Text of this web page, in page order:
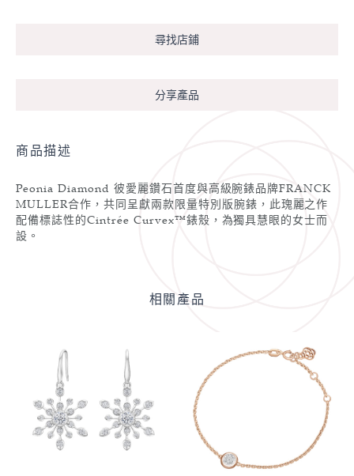
尋找店鋪
分享產品
商品描述
Peonia Diamond 彼愛麗鑽石首度與高級腕錶品牌FRANCK
MULLER合作，共同呈獻兩款限量特別版腕錶，此瑰麗之作
配備標誌性的Cintrée Curvex™錶殼，為獨具慧眼的女士而
設。
相關產品